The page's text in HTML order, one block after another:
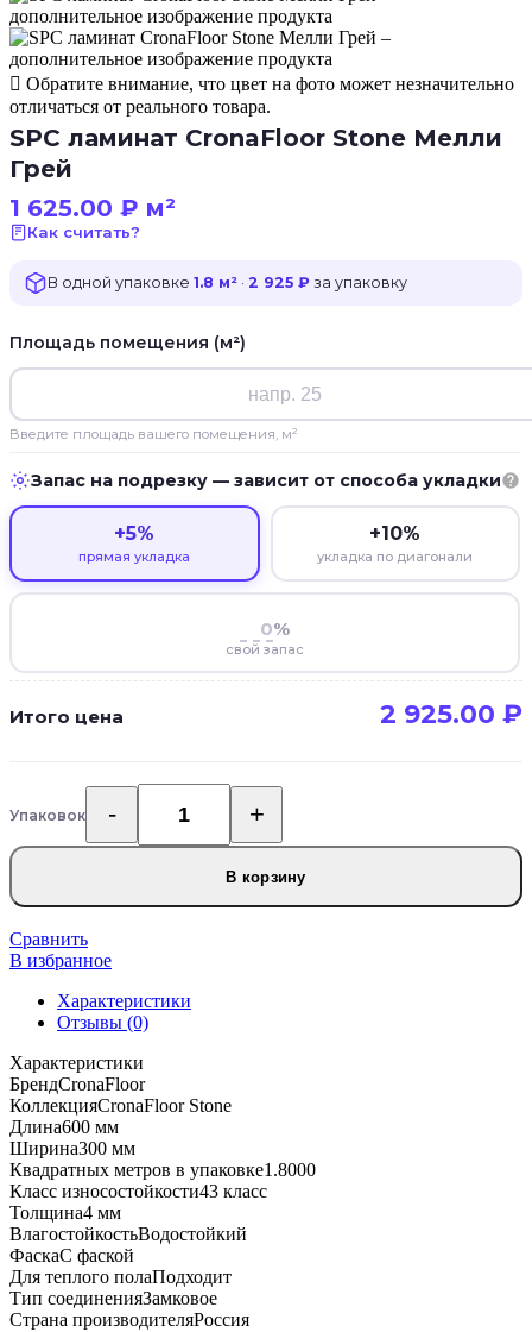
Обратите внимание, что цвет на фото может незначительно
отличаться от реального товара.
SPC ламинат CronaFloor Stone Мелли
Грей
1 625.00 ₽ м²
Как считать?
В одной упаковке 1.8 м² · 2 925 ₽ за упаковку
Площадь помещения (м²)
Введите площадь вашего помещения, м²
Запас на подрезку — зависит от способа укладки
+5%
прямая укладка
+10%
укладка по диагонали
%
свой запас
Итого цена 2 925.00 ₽
УпаковокКоличество
товара
CronaFloor
Stone
Мелли
В корзину
Сравнить
В избранное
Характеристики
Отзывы (0)
Характеристики
БрендCronaFloor
КоллекцияCronaFloor Stone
Длина600 мм
Ширина300 мм
Квадратных метров в упаковке1.8000
Класс износостойкости43 класс
Толщина4 мм
ВлагостойкостьВодостойкий
ФаскаС фаской
Для теплого полаПодходит
Тип соединенияЗамковое
Страна производителяРоссия